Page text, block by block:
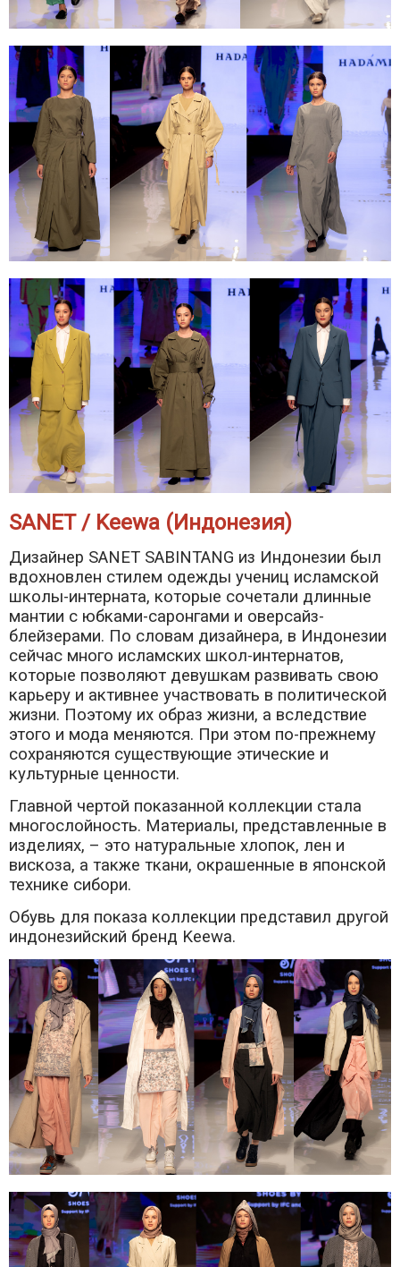
SANET / Keewa (Индонезия)
Дизайнер SANET SABINTANG из Индонезии был
вдохновлен стилем одежды учениц исламской
школы-интерната, которые сочетали длинные
мантии с юбками-саронгами и оверсайз-
блейзерами. По словам дизайнера, в Индонезии
сейчас много исламских школ-интернатов,
которые позволяют девушкам развивать свою
карьеру и активнее участвовать в политической
жизни. Поэтому их образ жизни, а вследствие
этого и мода меняются. При этом по-прежнему
сохраняются существующие этические и
культурные ценности.
Главной чертой показанной коллекции стала
многослойность. Материалы, представленные в
изделиях, – это натуральные хлопок, лен и
вискоза, а также ткани, окрашенные в японской
технике сибори.
Обувь для показа коллекции представил другой
индонезийский бренд Keewa.